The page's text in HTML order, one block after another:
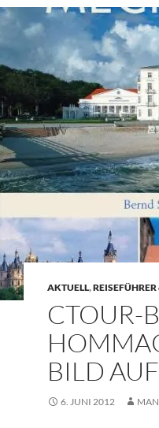
AKTUELL,
CTOUR-
BILD
6. JUNI 2012